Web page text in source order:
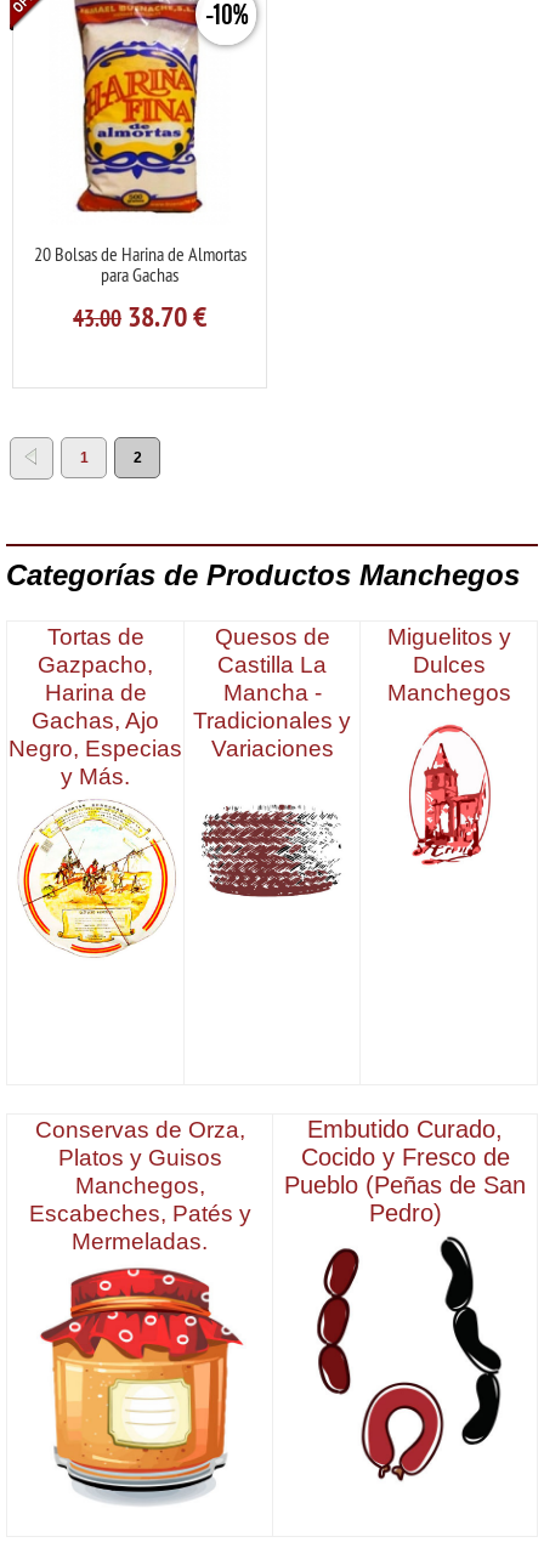
-10%
20 Bolsas de Harina de Almortas
para Gachas
43.00 38.70€
1 2
Categorías de Productos Manchegos
Tortas de
Gazpacho,
Harina de
Gachas, Ajo
Negro, Especias
y Más.
Quesos de
Castilla La
Mancha -
Tradicionales y
Variaciones
Miguelitos y
Dulces
Manchegos
Conservas de Orza,
Platos y Guisos
Manchegos,
Escabeches, Patés y
Mermeladas.
Embutido Curado,
Cocido y Fresco de
Pueblo (Peñas de San
Pedro)